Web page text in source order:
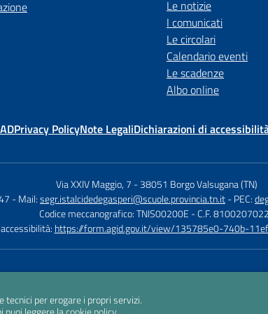
Le notizie
I comunicati
Le circolari
Calendario eventi
Le scadenze
Albo online
Privacy PolicyNote LegaliDichiarazioni di
Via XXIV Maggio, 7 -38051 Borgo Valsugana (TN)
- Mail:segr.istalcidedegasperi@scuole.provincia.tn.it- PEC:
Codice meccanografico: TNIS00200E - C.F.
https://form.agid.gov.it/view/135785e0-740b-
tecnici per erogare i propri servizi.